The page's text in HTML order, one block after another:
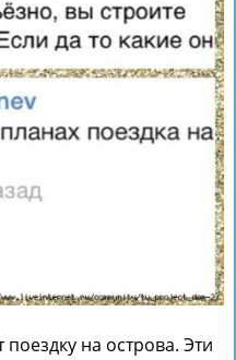
на острова. Эти